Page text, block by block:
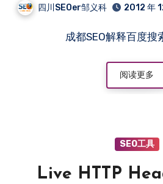
四川SEOer邹义科 2012 年
成都SEO解释百度
阅读更多
SEO工具
Live HTTP